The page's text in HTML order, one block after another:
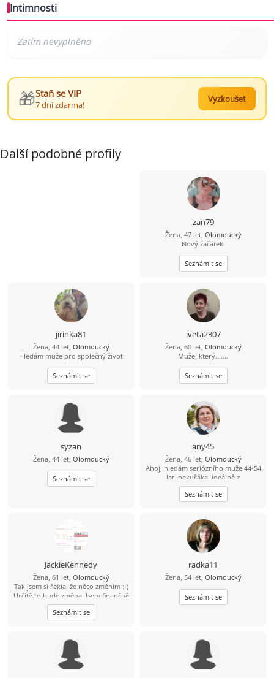
Intimnosti
🎁Staň se VIP
7 dní zdarma!
Vyzkoušet
Další podobné profily
zan79
Žena, 47 let, Olomoucký
Nový začátek.
Seznámit se
jirinka81
Žena, 44 let, Olomoucký
Hledám muže pro společný život
Seznámit se
iveta2307
Žena, 60 let, Olomoucký
Muže, který.......
Seznámit se
syzan
Žena, 44 let, Olomoucký
Seznámit se
any45
Žena, 46 let, Olomoucký
Ahoj, hledám seriózního muže 44-54
let, nekuřáka, ideálně z
Olomouckého kraje.
Seznámit se
JackieKennedy
Žena, 61 let, Olomoucký
Tak jsem si řekla, že něco změním :-)
Určitě to bude změna. Jsem finančně
nezávislá, ale takový kamarád na
slunce i do deště by mohl být fajn :-)
Jsem pěkná , ne pro každého...Mám
že chlap bude pro mě to nejlepší, co
mám mít, tak třeba mají synové
pravdu :-) Dělám to i pro sebe,, mám
ráda život na pohodu, ale pohodlná
Seznámit se
radka11
Žena, 54 let, Olomoucký
Seznámit se